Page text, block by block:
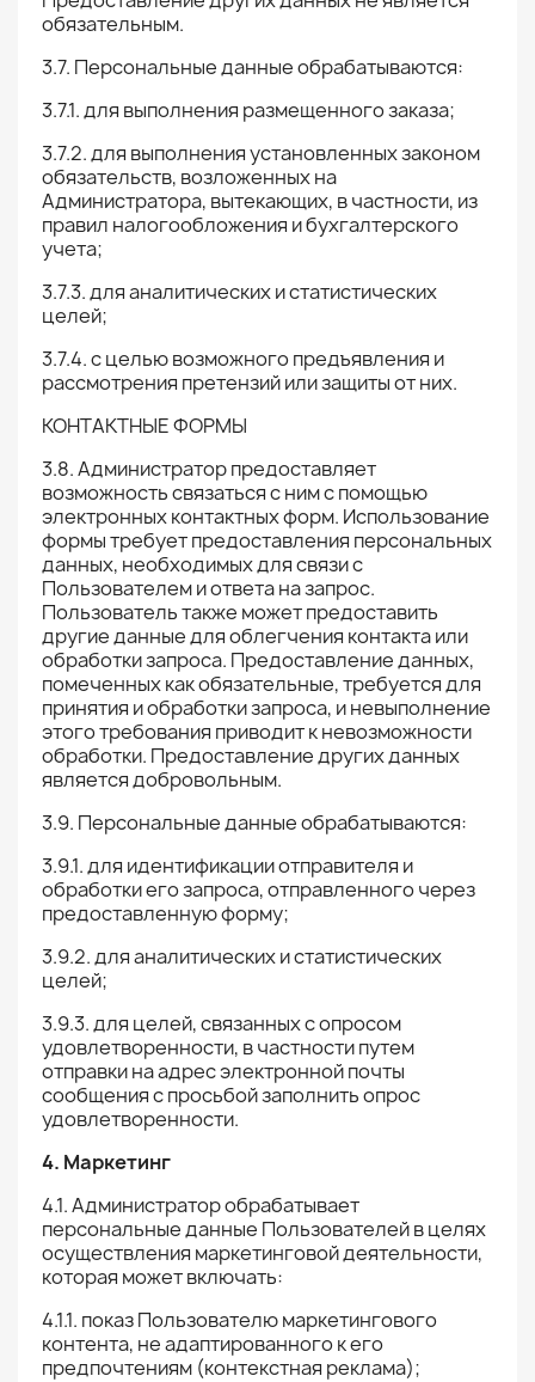
обязательным.
3.7. Персональные данные обрабатываются:
3.7.1. для выполнения размещенного заказа;
3.7.2. для выполнения установленных законом
обязательств, возложенных на
Администратора, вытекающих, в частности, из
правил налогообложения и бухгалтерского
учета;
3.7.3. для аналитических и статистических
целей;
3.7.4. с целью возможного предъявления и
рассмотрения претензий или защиты от них.
КОНТАКТНЫЕ ФОРМЫ
3.8. Администратор предоставляет
возможность связаться с ним с помощью
электронных контактных форм. Использование
формы требует предоставления персональных
данных, необходимых для связи с
Пользователем и ответа на запрос.
Пользователь также может предоставить
другие данные для облегчения контакта или
обработки запроса. Предоставление данных,
помеченных как обязательные, требуется для
принятия и обработки запроса, и невыполнение
этого требования приводит к невозможности
обработки. Предоставление других данных
является добровольным.
3.9. Персональные данные обрабатываются:
3.9.1. для идентификации отправителя и
обработки его запроса, отправленного через
предоставленную форму;
3.9.2. для аналитических и статистических
целей;
3.9.3. для целей, связанных с опросом
удовлетворенности, в частности путем
отправки на адрес электронной почты
сообщения с просьбой заполнить опрос
удовлетворенности.
4. Маркетинг
4.1. Администратор обрабатывает
персональные данные Пользователей в целях
осуществления маркетинговой деятельности,
которая может включать:
4.1.1. показ Пользователю маркетингового
контента, не адаптированного к его
предпочтениям (контекстная реклама);